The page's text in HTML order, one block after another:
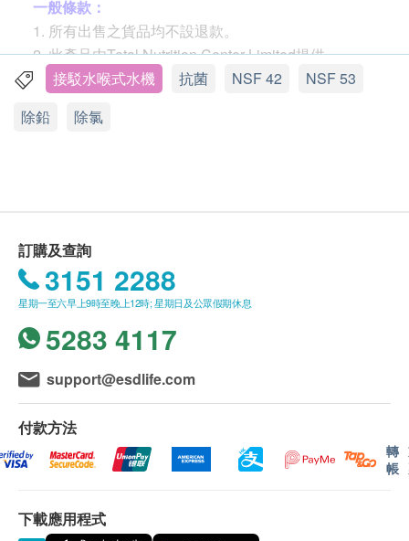
飲水機材質不含BPA (雙酚A)，毋須擔心化學物質
於加熱過程中溶出至飲用水，避免對人體可能造成
的危害。
快速濾芯更換設計，10秒可自行更換濾芯。
精簡流線型設計，輕巧、提升空間利用效能的同時
3M™ 桌上型過濾系統飲水機 HCD-2 結合淨水、加
熱、冰水三重產品功效，即開即飲，讓生活回歸簡單
和品質！
「生飲淨水濾芯」及「冰水出水」產品功能，熱
水、常溫水、冰水一次淨享好便利！
極緻簡約：符合當代居家空間設計，不讓生活美學
妥協於日常需求。
即飲省時：烹調、泡牛奶、享用好茶不需等待加熱
有效率！
一般條款：
1. 所有出售之貨品均不設退款。
2. 此產品由Total Nutrition Center Limited提供。
3. 如有任何爭議，Total Nutrition Center Limited及健
額外附加費：如無電梯住宅將收取每件每層$50。
愉景灣及長洲為$300。如貨車未能直達送貨地
址，因地理原因需要個別人手額外運送，需按情況
額外收取費用。所有送貨安排及運費以全營推廣有
限公司決定為準。
Quooker 顧客會於3個工作天內獲供應商聯絡, 並於
14天內安排發貨)
不排除運送時間會因節日而有所影響。當八號烈風
訊號懸掛或黑色暴雨警告生效時，送貨服務時間將
認。倘若生活易未能提供任何訂單上的貨品，生活
接駁水喉式水機 抗菌 NSF 42
NSF 53
除鉛
除氯
訂購及查詢
3151 2288
星期一至六早上9時至晚上12時; 星期日及公眾假期休息
5283 4117
support@esdlife.com
付款方法
轉
帳
下載應用程式